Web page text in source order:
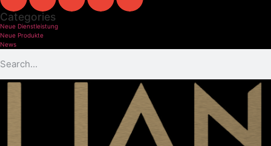
Categories
Neue Dienstleistung
Neue Produkte
News